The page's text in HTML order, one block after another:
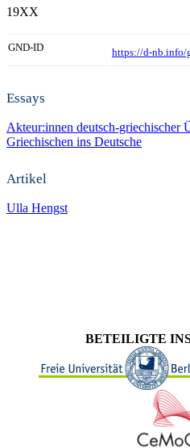
19XX
GND-ID https://d-nb.info/
Essays
Akteur:innen deutsch-griechischer
Griechischen ins Deutsche
Artikel
Ulla Hengst
BETEILIGTE